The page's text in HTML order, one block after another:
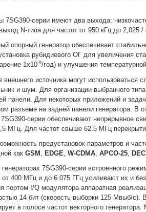
7SG390-серии имеют два выхода:
N-типа для частот от 950 кГц до 2,025
опорный генератор обеспечивает
рубидиевого ОГ для увеличения
1x10-9/год) и улучшения
внешнего источника могут
и шум. Для организации выбранного
панели. Для некоторых приложений и
разъеме на задней панели генератора. В
7SG390-серии обеспечивают непрерывное
МГц. Для частот свыше 62.5 МГц
предустановок параметров и
как GSM EDGE W-CDMA APCO-25
7SG390-серии встроенного
от 400 МГц и до 6.075 ГГц усиливают их и
портом I/Q модулятора аппаратная
14 бит (скорость выборки 125 Мвыб/с).
в полосе частот векторного